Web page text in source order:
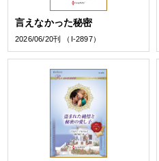
言えなかった秘密
2026/06/20刊 （I-2897）